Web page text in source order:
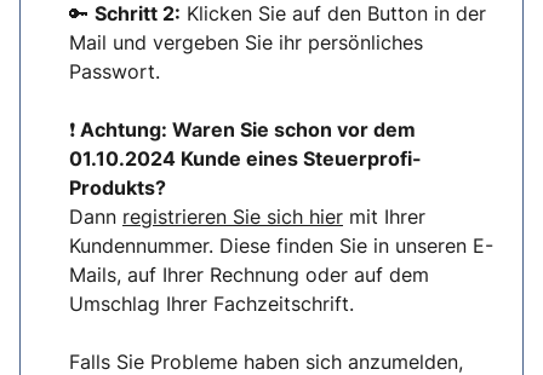
🔑 Schritt 2: Klicken Sie auf den Button in der
Mail und vergeben Sie ihr persönliches
Passwort.
❗ Achtung: Waren Sie schon vor dem
01.10.2024 Kunde eines Steuerprofi-
Produkts?
Dann registrieren Sie sich hier mit Ihrer
Kundennummer. Diese finden Sie in unseren E-
Mails, auf Ihrer Rechnung oder auf dem
Umschlag Ihrer Fachzeitschrift.
Falls Sie Probleme haben sich anzumelden,